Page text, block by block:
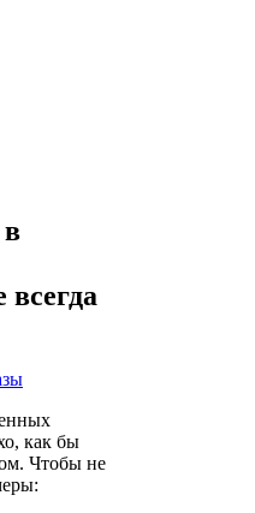
всегда
как бы
Чтобы не